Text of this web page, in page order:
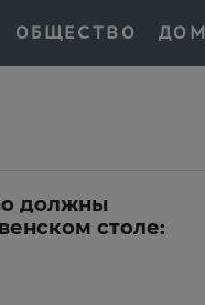
ОБЩЕСТВО ДОМ
должны
столе: